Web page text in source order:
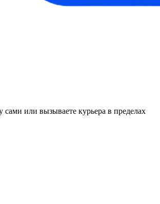
сами или вызываете курьера в пределах